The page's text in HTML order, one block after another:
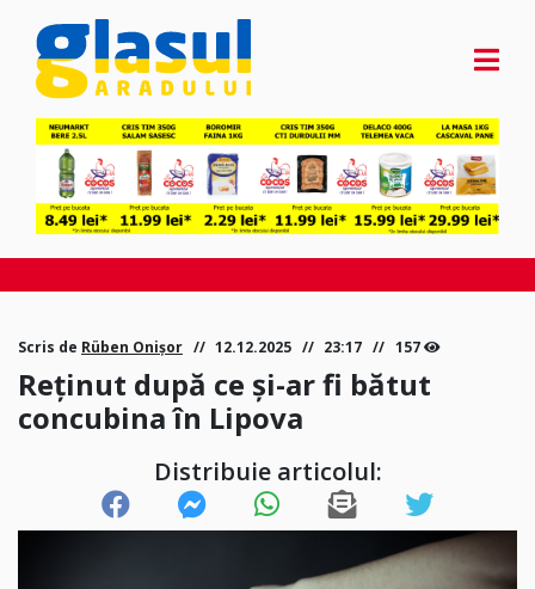
Scris de Rüben Onișor 12.12.2025 23:17 157
Reținut după ce și-ar fi bătut
concubina în Lipova
Distribuie articolul: